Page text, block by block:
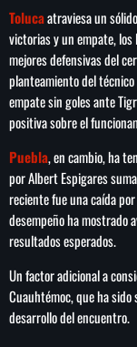
SEARCH
NOTAS
Milei
XIV
Tolucaatraviesa un
victorias y un empate, los
mejores defensivas del
planteamiento del
empate sin goles ante
positiva sobre el
Puebla, en cambio, ha
por Albert Espigares
reciente fue una caída
desempeño ha mostrado
resultados esperados.
Un factor adicional a
Cuauhtémoc, que ha
desarrollo del encuentro.